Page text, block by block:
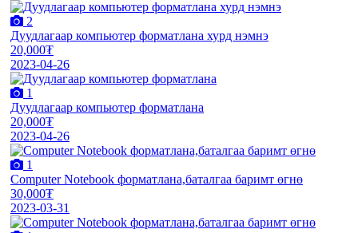
2
Дуудлагаар компьютер форматлана хурд нэмнэ
20,000₮
2023-04-26
1
Дуудлагаар компьютер форматлана
20,000₮
2023-04-26
1
Computer Notebook форматлана,баталгаа баримт өгнө
30,000₮
2023-03-31